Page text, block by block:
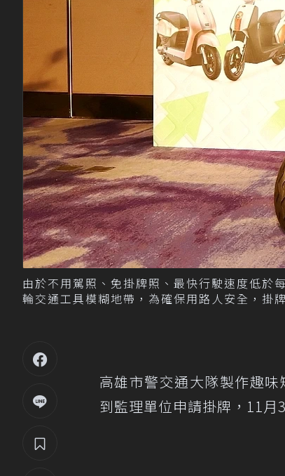
由於不用駕照、免掛牌照、最快行駛速度低於
輪交通工具模糊地帶，為確保用路人安全，掛
高雄市警交通大隊製作趣味
到監理單位申請掛牌，11月